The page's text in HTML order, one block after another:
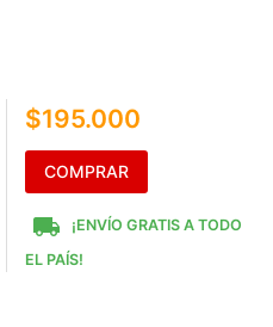
$195.000
COMPRAR
local_shipping
¡ENVÍO GRATIS A TODO
EL PAÍS!